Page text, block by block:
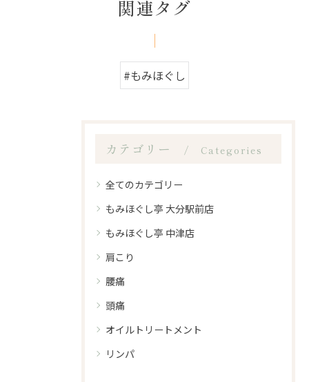
関連タグ
#もみほぐし
カテゴリー Categories
全てのカテゴリー
もみほぐし亭 大分駅前店
もみほぐし亭 中津店
肩こり
腰痛
頭痛
オイルトリートメント
リンパ